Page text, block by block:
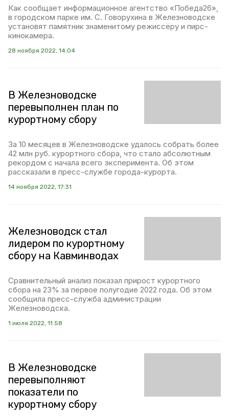
Как сообщает информационное агентство «Победа26»,
в городском парке им. С. Говорухина в Железноводске
установят памятник знаменитому режиссёру и пирс-
кинокамера.
28 ноября 2022, 14:04
В Железноводске
перевыполнен план по
курортному сбору
За 10 месяцев в Железноводске удалось собрать более
42 млн руб. курортного сбора, что стало абсолютным
рекордом с начала всего эксперимента. Об этом
рассказали в пресс-службе города-курорта.
14 ноября 2022, 17:31
Железноводск стал
лидером по курортному
сбору на Кавминводах
Сравнительный анализ показал прирост курортного
сбора на 23% за первое полугодие 2022 года. Об этом
сообщила пресс-служба администрации
Железноводска.
1 июля 2022, 11:58
В Железноводске
перевыполняют
показатели по
курортному сбору